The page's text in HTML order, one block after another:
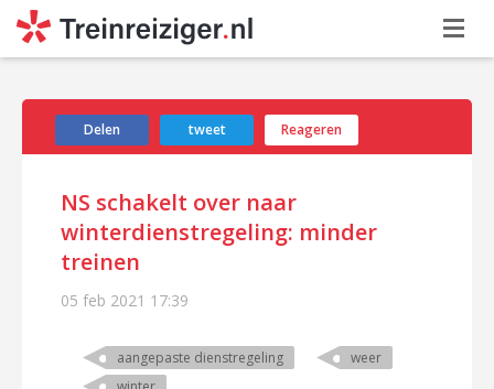
Delen tweet Reageren
NS schakelt over naar
winterdienstregeling: minder
treinen
05 feb 2021 17:39
aangepaste dienstregeling
weer